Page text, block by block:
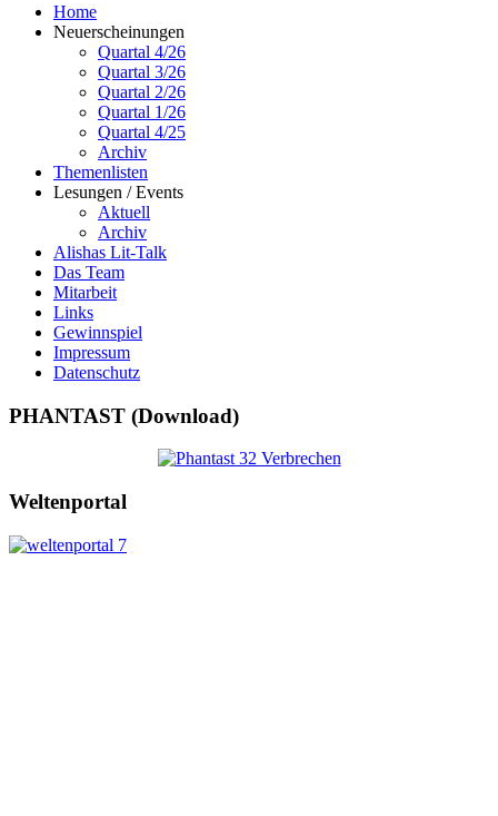
Home
Neuerscheinungen
Quartal 4/26
Quartal 3/26
Quartal 2/26
Quartal 1/26
Quartal 4/25
Archiv
Themenlisten
Lesungen / Events
Aktuell
Archiv
Alishas Lit-Talk
Das Team
Mitarbeit
Links
Gewinnspiel
Impressum
Datenschutz
PHANTAST (Download)
Weltenportal